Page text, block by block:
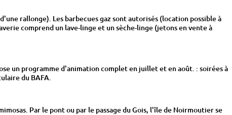
rallonge). Les barbecues gaz sont autorisés (location possible à
comprend un lave-linge et un sèche-linge (jetons en vente à
un programme d'animation complet en juillet et en août. : soirées à
du BAFA.
Par le pont ou par le passage du Gois, l'île de Noirmoutier se